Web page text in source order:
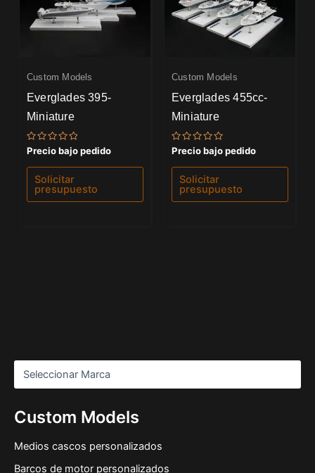
Custom Models
Medios cascos personalizados
Barcos de motor personalizados
Custom Models
Everglades 395-
Miniature
Valorado
con
0
de
Precio bajo pedido
Solicitar
presupuesto
Custom Models
Everglades 455cc-
Miniature
Valorado
con
0
de
Precio bajo pedido
Solicitar
presupuesto